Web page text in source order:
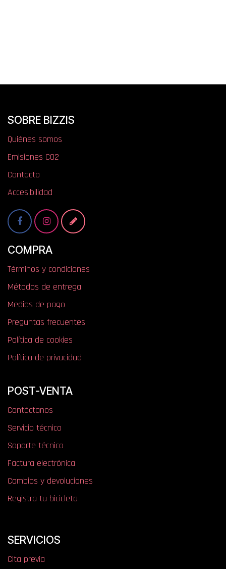
SOBRE BIZZIS
Quiénes somos
​​​​​​​​E​mi​si​one​s​ ​C​O​2
Contacto
Accesibilidad
COMPRA
Términos y condiciones
Métodos de entrega
Medios de pago
Preguntas frecuentes
Política de cookies
Política de privacidad
POST-VENTA
Contáctanos
Servicio técnico
Soporte técnico
Factura electrónica
Cambios y devoluciones
Registra tu bicicleta
SERVICIOS
Cita previa